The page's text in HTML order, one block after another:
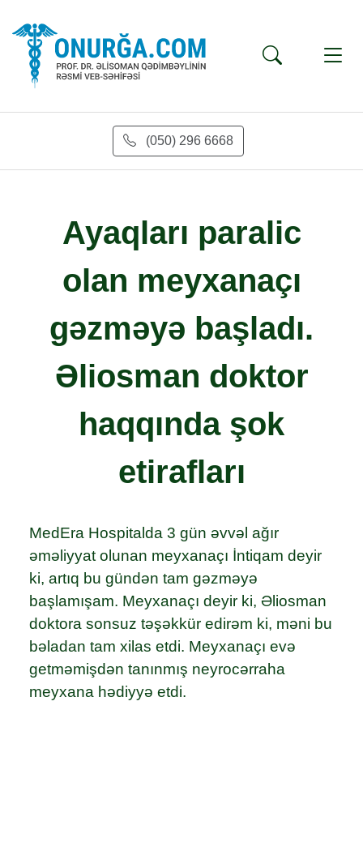
(050) 296 6668
Ayaqları paralic
olan meyxanaçı
gəzməyə başladı.
Əliosman doktor
haqqında şok
etirafları
MedEra Hospitalda 3 gün əvvəl ağır
əməliyyat olunan meyxanaçı İntiqam deyir
ki, artıq bu gündən tam gəzməyə
başlamışam. Meyxanaçı deyir ki, Əliosman
doktora sonsuz təşəkkür edirəm ki, məni bu
bəladan tam xilas etdi. Meyxanaçı evə
getməmişdən tanınmış neyrocərraha
meyxana hədiyyə etdi.